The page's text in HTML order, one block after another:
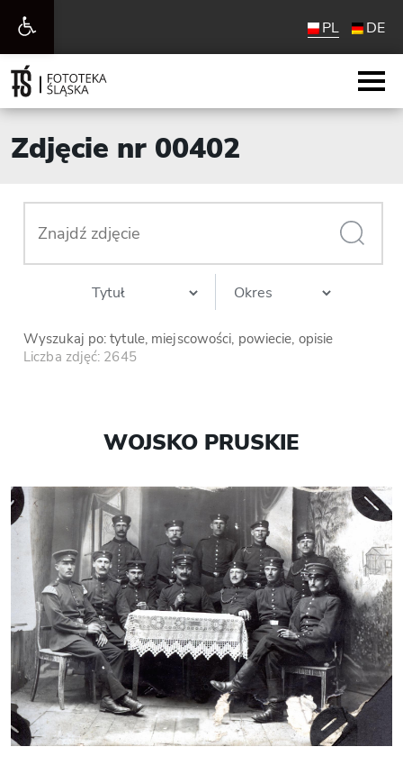
Otwórz
pasek
narzędzi
PL DE
Zdjęcie nr 00402
Wyszukaj po: tytule, miejscowości, powiecie, opisie
Liczba zdjęć: 2645
WOJSKO PRUSKIE